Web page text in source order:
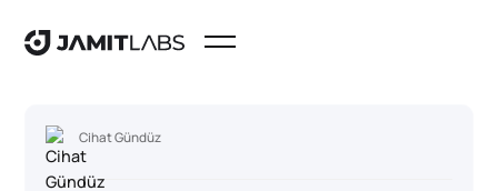
Cihat Gündüz